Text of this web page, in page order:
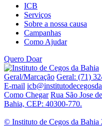
ICB
Serviços
Sobre a nossa causa
Campanhas
Como Ajudar
Quero Doar
Geral/Marcação Geral: (71)
E-mail
Como Chegar Rua São Jose
Bahia, CEP: 40300-770.
© Instituto de Cegos da Bahia